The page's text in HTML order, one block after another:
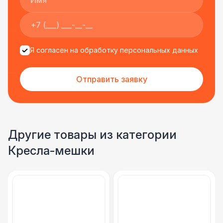
Я согласен на обработку персональных данных
Отправить заявку
Другие товары из категории
Кресла-мешки